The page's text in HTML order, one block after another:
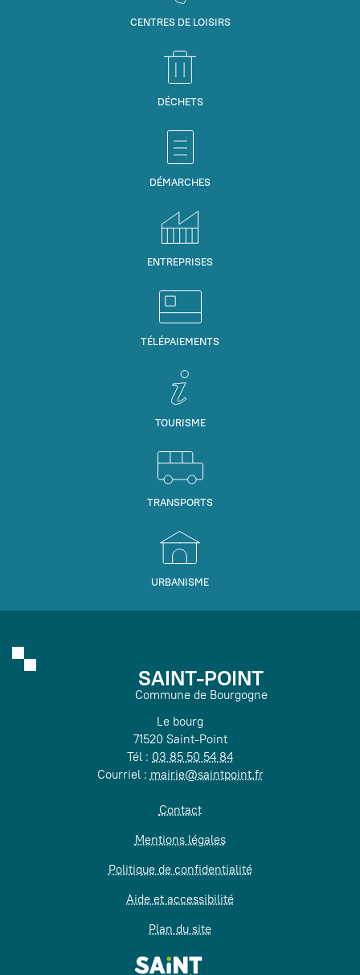
CENTRES DE LOISIRS
DÉCHETS
DÉMARCHES
ENTREPRISES
TÉLÉPAIEMENTS
TOURISME
TRANSPORTS
URBANISME
SAINT-POINT
Commune de Bourgogne
Le bourg
71520 Saint-Point
Tél : 03 85 50 54 84
Courriel : mairie@saintpoint.fr
Contact
Mentions légales
Politique de confidentialité
Aide et accessibilité
Plan du site